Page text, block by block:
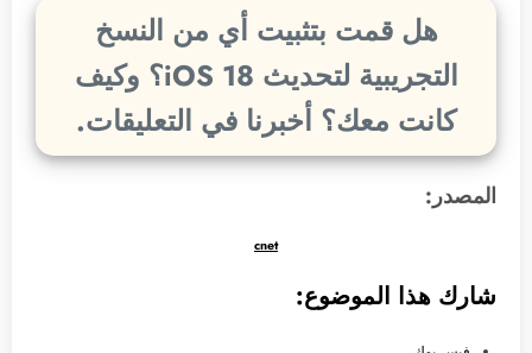
هل قمت بتثبيت أي من النسخ
التجريبية لتحديث iOS 18؟ وكيف
كانت معك؟ أخبرنا في التعليقات.
المصدر:
cnet
شارك هذا الموضوع: